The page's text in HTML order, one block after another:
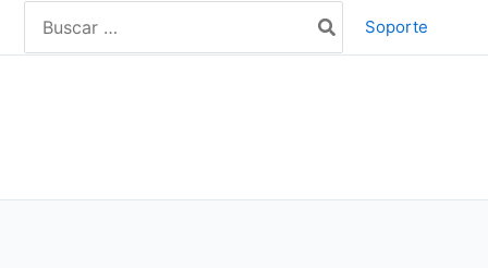
for:
Soporte